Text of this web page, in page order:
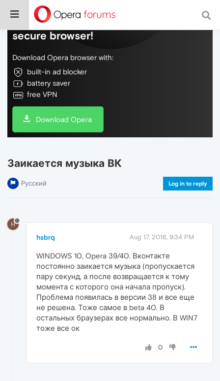
Do more on the web, with a fast and
secure browser!
Download Opera browser with:
built-in ad blocker
battery saver
free VPN
Download Opera
Заикается музыка ВК
Русский Log in to reply
H
hsbrq Aug 17, 2016, 9:34 PM
WINDOWS 10, Opera 39/40. Вконтакте
постоянно заикается музыка (пропускается
пару секунд, а после возвращается к тому
момента с которого она начала пропуск).
Проблема появилась в версии 38 и все еще
не решена. Тоже самое в beta 40. В
остальных браузерах все нормально. В WIN7
тоже все ок
0